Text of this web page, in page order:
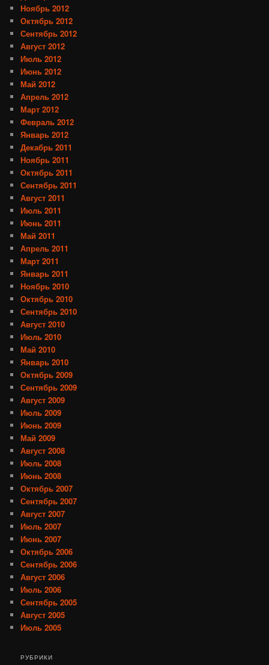
Ноябрь 2012
Октябрь 2012
Сентябрь 2012
Август 2012
Июль 2012
Июнь 2012
Май 2012
Апрель 2012
Март 2012
Февраль 2012
Январь 2012
Декабрь 2011
Ноябрь 2011
Октябрь 2011
Сентябрь 2011
Август 2011
Июль 2011
Июнь 2011
Май 2011
Апрель 2011
Март 2011
Январь 2011
Ноябрь 2010
Октябрь 2010
Сентябрь 2010
Август 2010
Июль 2010
Май 2010
Январь 2010
Октябрь 2009
Сентябрь 2009
Август 2009
Июль 2009
Июнь 2009
Май 2009
Август 2008
Июль 2008
Июнь 2008
Октябрь 2007
Сентябрь 2007
Август 2007
Июль 2007
Июнь 2007
Октябрь 2006
Сентябрь 2006
Август 2006
Июль 2006
Сентябрь 2005
Август 2005
Июль 2005
РУБРИКИ